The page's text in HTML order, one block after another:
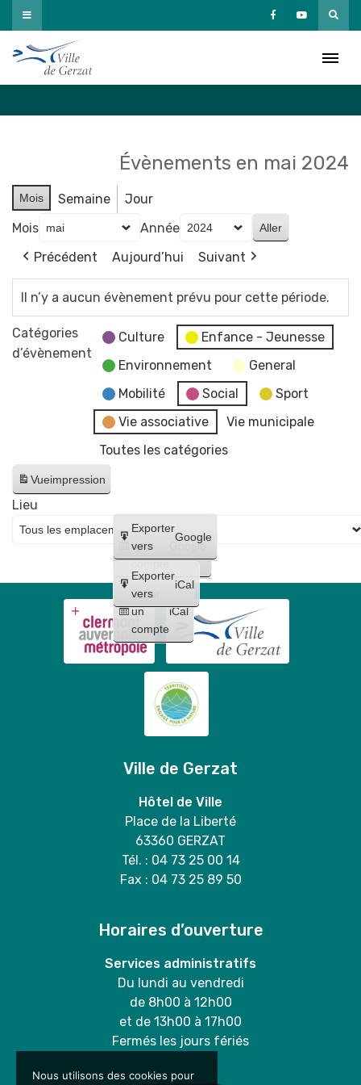
Passer
au
contenu
Évènements en mai 2024
Mois Semaine
Jour
Mois
Année
Précédent
Aujourd’hui Suivant
Il n’y a aucun évènement prévu pour cette période.
Catégories
d’évènement
Culture
Enfance - Jeunesse
Environnement
General
Mobilité
Social
Sport
Vie associative
Vie municipale
Toutes les catégories
Vueimpression
Créer
un
compte
Google
Créer
un
compte
iCal
Exporter
vers
Google
Exporter
vers
iCal
Lieu
Ville de Gerzat
Hôtel de Ville
Place de la Liberté
63360 GERZAT
Tél. : 04 73 25 00 14
Fax : 04 73 25 89 50
Horaires d’ouverture
Services administratifs
Du lundi au vendredi
de 8h00 à 12h00
et de 13h00 à 17h00
Fermés les jours fériés
Nous utilisons des cookies pour